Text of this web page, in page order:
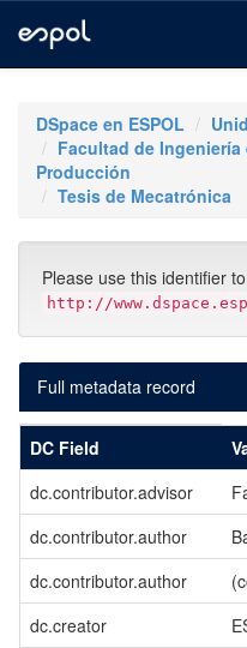
navigationDSpace en ESPOL
Facultad de
Producción
Tesis de Mecatrónica
Please use this identifier
http://
Full metadata record
DC Field
dc.contributor.advisor
dc.contributor.author
dc.contributor.author
dc.creator